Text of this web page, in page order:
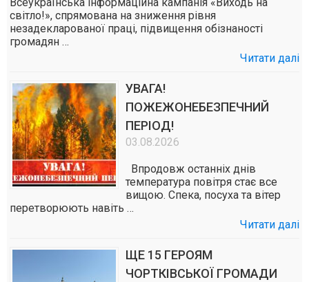
світло!», спрямована на зниження рівня
незадекларованої праці, підвищення обізнаності
громадян …
Читати далі
УВАГА!
ПОЖЕЖОНЕБЕЗПЕЧНИЙ
ПЕРІОД!
03.08.2026
Впродовж останніх днів
температура повітря стає все
вищою. Спека, посуха та вітер
перетворюють навіть …
Читати далі
ЩЕ 15 ГЕРОЯМ
ЧОРТКІВСЬКОЇ ГРОМАДИ